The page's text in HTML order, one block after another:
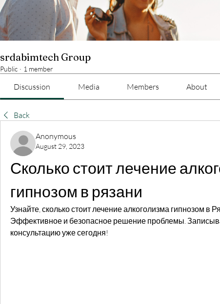
srdabimtech Group
Public · 1 member
Discussion Media Members About
Back
Anonymous
August 29, 2023
Сколько стоит лечение
гипнозом в рязани
Узнайте, сколько стоит лечение алкоголизма гипнозом в
Эффективное и безопасное решение проблемы.
консультацию уже сегодня!